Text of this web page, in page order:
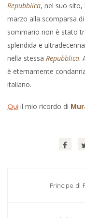
Repubblica, nel suo sito,
marzo alla scomparsa di
sommario non è stato
splendida e
nella stessa Repubblica.
è eternamente
italiano.
Qui il mio ricordo di
Principe di